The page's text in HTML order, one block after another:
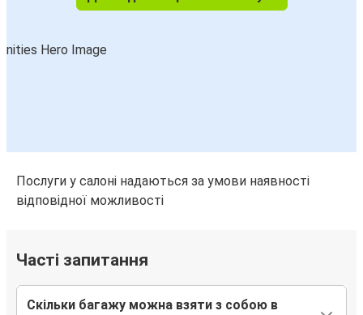
Послуги у салоні надаються за умови наявності
відповідної можливості
Часті запитання
Скільки багажу можна взяти з собою в